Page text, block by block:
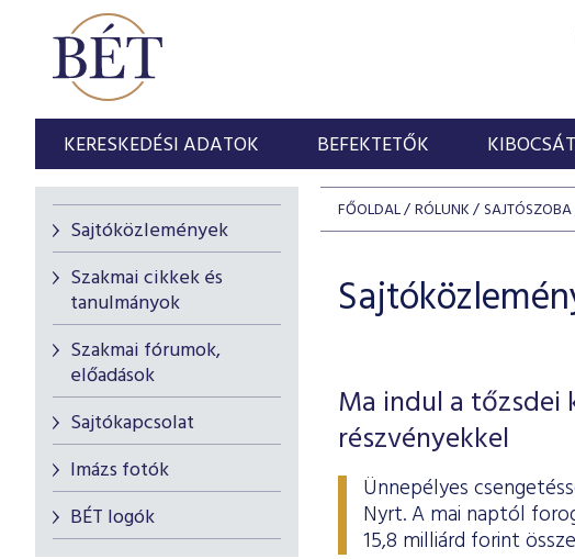
KERESKEDÉSI ADATOK BEFEKTETŐK
Sajtóközlemények
Szakmai cikkek és
tanulmányok
Szakmai fórumok,
előadások
Sajtókapcsolat
Imázs fotók
BÉT logók
FŐOLDAL RÓLUNK SAJTÓSZOBA
Ma indul a tőzsdei
részvényekkel
Ünnepélyes
Nyrt. A mai naptól
15,8 milliárd forint